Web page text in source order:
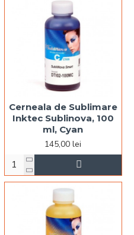
Cerneala de Sublimare
Inktec Sublinova, 100
ml, Cyan
145,00 lei